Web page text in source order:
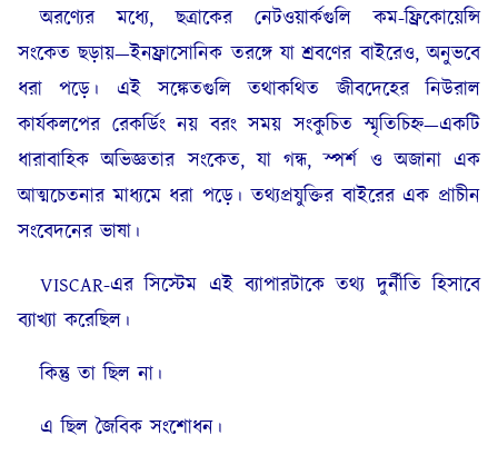
অরণ্যের মধ্যে, ছত্রাকের নেটওয়ার্কগুলি কম-ফ্রিকোয়েন্সি
সংকেত ছড়ায়—ইনফ্রাসোনিক তরঙ্গে যা শ্রবণের বাইরেও, অনুভবে
ধরা পড়ে। এই সঙ্কেতগুলি তথাকথিত জীবদেহের নিউরাল
কার্যকলপের রেকর্ডিং নয় বরং সময় সংকুচিত স্মৃতিচিহ্ন—একটি
ধারাবাহিক অভিজ্ঞতার সংকেত, যা গন্ধ, স্পর্শ ও অজানা এক
আত্মচেতনার মাধ্যমে ধরা পড়ে। তথ্যপ্রযুক্তির বাইরের এক প্রাচীন
সংবেদনের ভাষা।
VISCAR-এর সিস্টেম এই ব্যাপারটাকে তথ্য দুর্নীতি হিসাবে
ব্যাখ্যা করেছিল।
কিন্তু তা ছিল না।
এ ছিল জৈবিক সংশোধন।